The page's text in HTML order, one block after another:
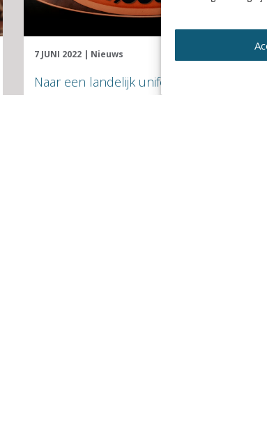
7 JUNI 2022 | Nieuws
Naar een landelijk uniform
puntensysteem voor KAN bouwen